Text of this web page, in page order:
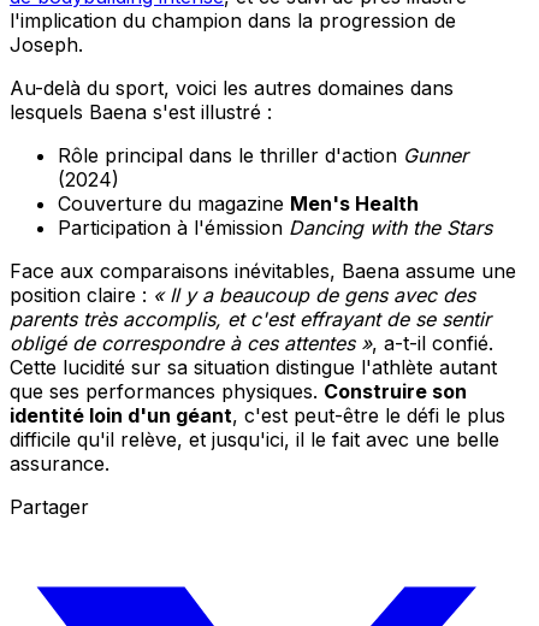
l'implication du champion dans la progression de
Joseph.
Au-delà du sport, voici les autres domaines dans
lesquels Baena s'est illustré :
Rôle principal dans le thriller d'action Gunner
(2024)
Couverture du magazine Men's Health
Participation à l'émission Dancing with the Stars
Face aux comparaisons inévitables, Baena assume une
position claire : « Il y a beaucoup de gens avec des
parents très accomplis, et c'est effrayant de se sentir
obligé de correspondre à ces attentes », a-t-il confié.
Cette lucidité sur sa situation distingue l'athlète autant
que ses performances physiques. Construire son
identité loin d'un géant, c'est peut-être le défi le plus
difficile qu'il relève, et jusqu'ici, il le fait avec une belle
assurance.
Partager